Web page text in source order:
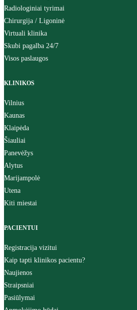
Radiologiniai tyrimai
Chirurgija / Ligoninė
Virtuali klinika
Skubi pagalba 24/7
Visos paslaugos
KLINIKOS
Vilnius
Kaunas
Klaipėda
Šiauliai
Panevėžys
Alytus
Marijampolė
Utena
Kiti miestai
PACIENTUI
Registracija vizitui
Kaip tapti klinikos pacientu?
Naujienos
Straipsniai
Pasiūlymai